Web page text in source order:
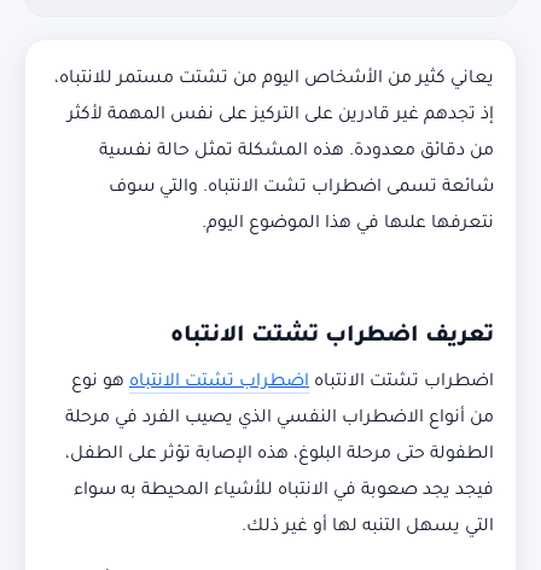
يعاني كثير من الأشخاص اليوم من تشتت مستمر للانتباه،
إذ تجدهم غير قادرين على التركيز على نفس المهمة لأكثر
من دقائق معدودة. هذه المشكلة تمثل حالة نفسية
شائعة تسمى اضطراب تشت الانتباه. والتي سوف
نتعرفها علىها في هذا الموضوع اليوم.
تعريف اضطراب تشتت الانتباه
اضطراب تشتت الانتباه اضطراب تشتت الانتباه هو نوع
من أنواع الاضطراب النفسي الذي يصيب الفرد في مرحلة
الطفولة حتى مرحلة البلوغ، هذه الإصابة تؤثر على الطفل،
فيجد يجد صعوبة في الانتباه للأشياء المحيطة به سواء
التي يسهل التنبه لها أو غير ذلك.